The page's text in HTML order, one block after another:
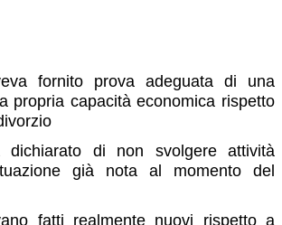
fornito prova adeguata di una
propria capacità economica rispetto
dichiarato di non svolgere attività
già nota al momento del
fatti realmente nuovi rispetto a